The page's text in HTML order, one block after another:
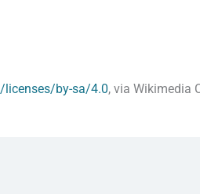
by-sa/4.0, via Wikimedia